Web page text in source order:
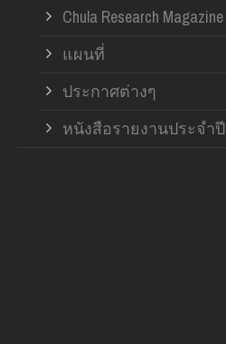
Chula Research Magazine
แผนที่
ประกาศต่างๆ
หนังสือรายงานประจำปี